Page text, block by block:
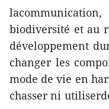
biodiversité et au
développement
changer les
mode de vie en
chasser ni